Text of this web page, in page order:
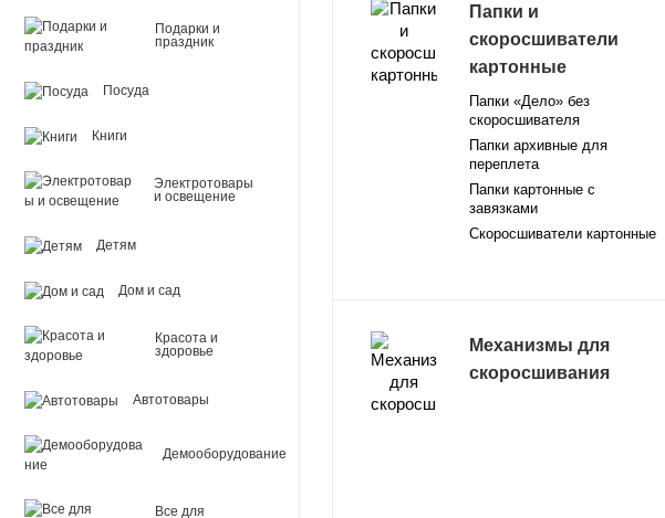
Подарки и
праздник
Посуда
Книги
Электротовары
и освещение
Детям
Дом и сад
Красота и
здоровье
Автотовары
Демооборудование
Все для
Папки и
скоросшиватели
картонные
Папки «Дело» без
скоросшивателя
Папки архивные для
переплета
Папки картонные с
завязками
Скоросшиватели картонные
Механизмы для
скоросшивания